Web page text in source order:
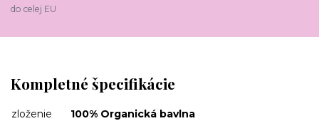
do celej EU
Kompletné špecifikácie
zloženie
100% Organická bavlna